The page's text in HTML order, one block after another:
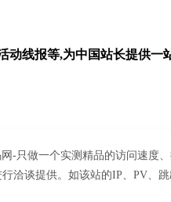
动线报等,为中国站长提供一
-只做一个实测精品的访问速度
洽谈提供。如该站的IP、PV、跳